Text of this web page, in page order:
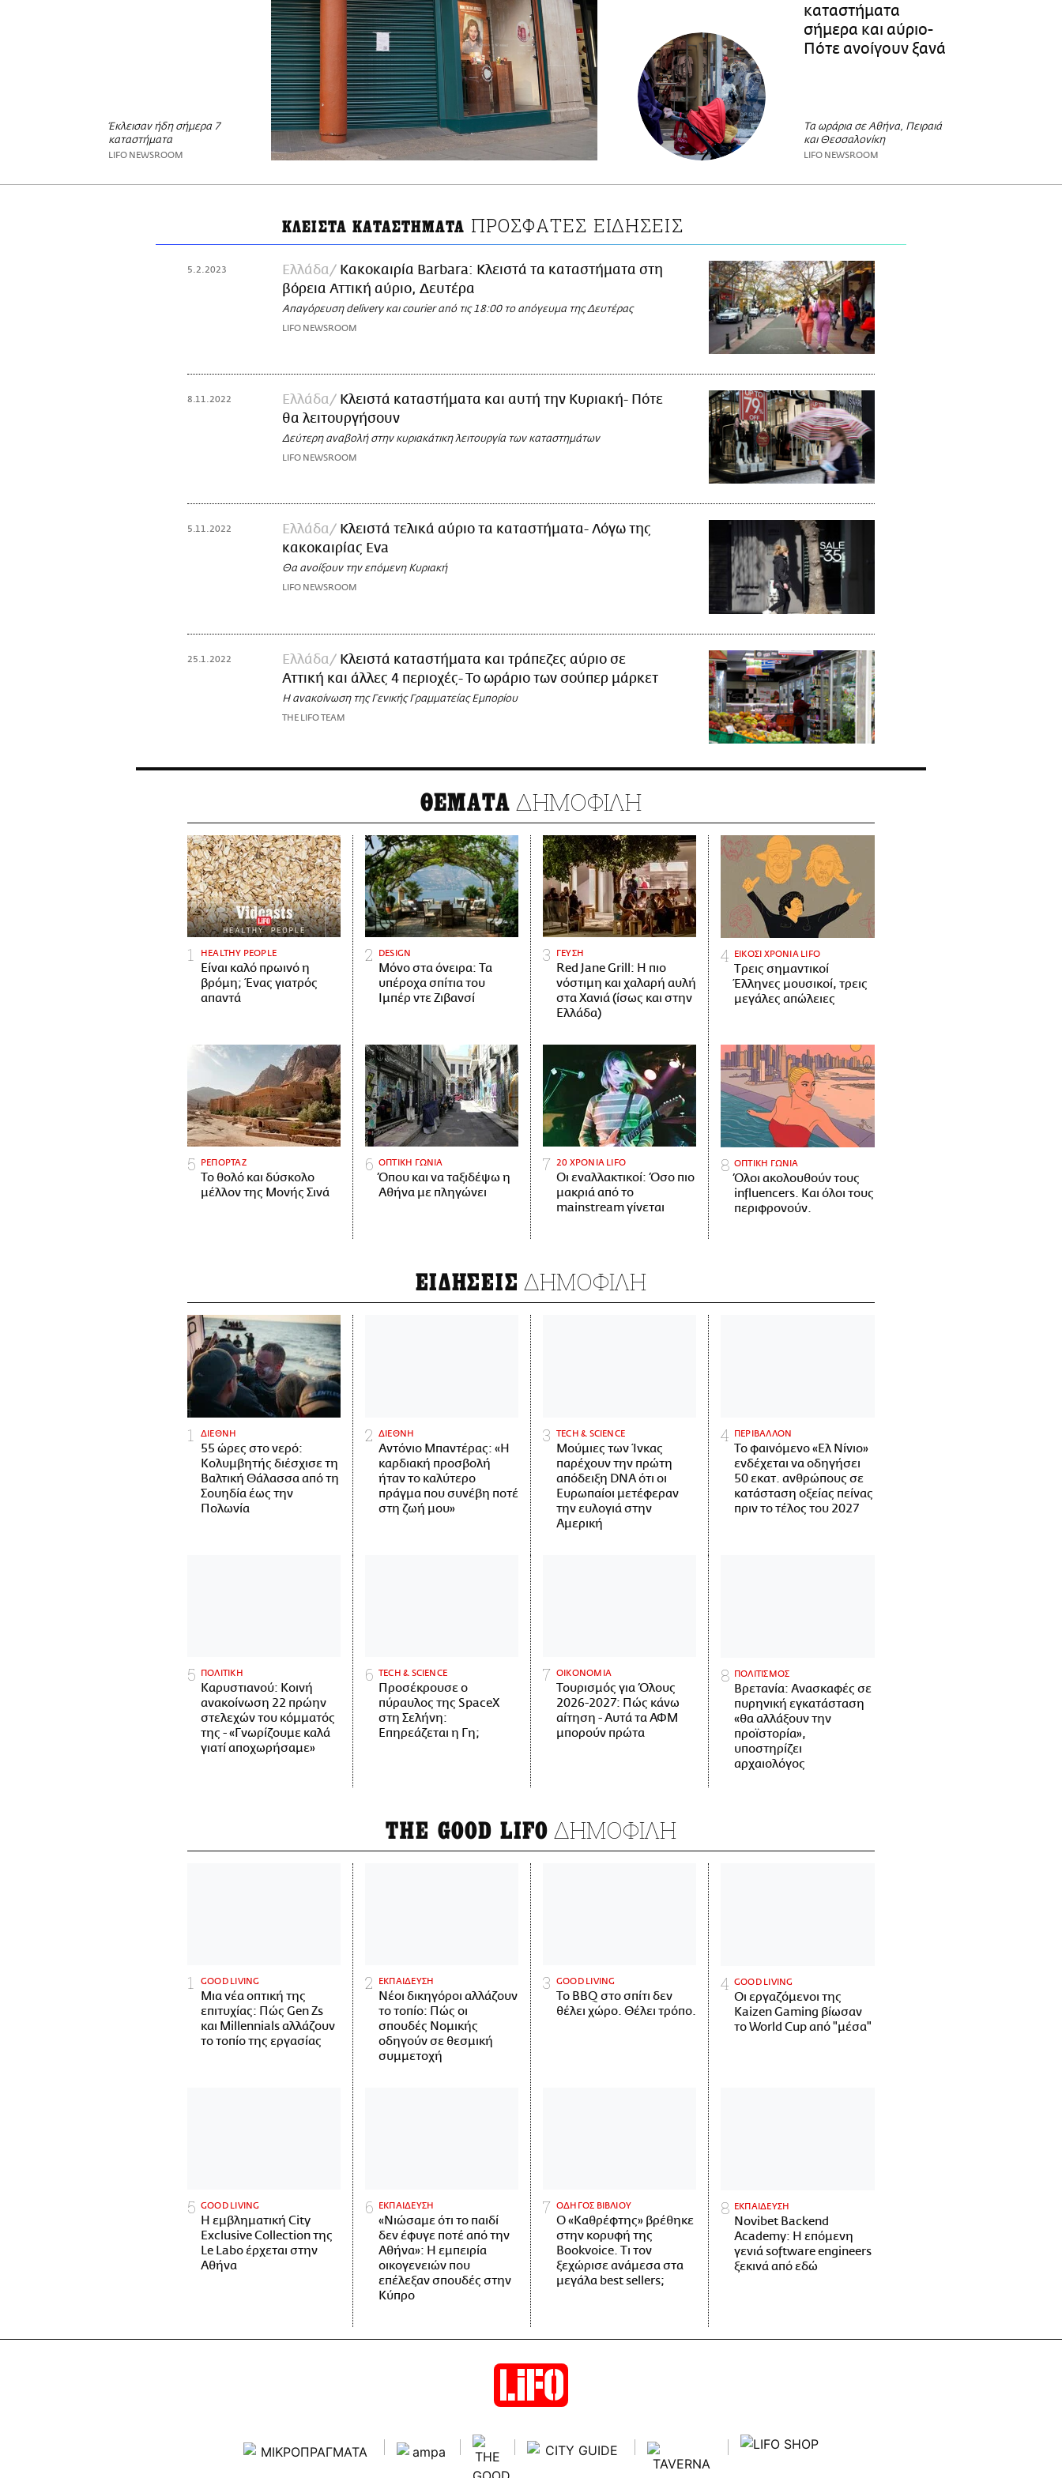
Έκλεισαν ήδη σήμερα 7
καταστήματα
LIFO NEWSROOM
καταστήματα
σήμερα και αύριο-
Πότε ανοίγουν ξανά
Τα ωράρια σε Αθήνα, Πειραιά
και Θεσσαλονίκη
LIFO NEWSROOM
ΚΛΕΙΣΤΑ ΚΑΤΑΣΤΗΜΑΤΑ ΠΡΟΣΦΑΤΕΣ ΕΙΔΗΣΕΙΣ
5.2.2023 Ελλάδα
Κακοκαιρία Barbara: Κλειστά τα καταστήματα στη
βόρεια Αττική αύριο, Δευτέρα
Απαγόρευση delivery και courier από τις 18:00 το απόγευμα της Δευτέρας
LIFO NEWSROOM
8.11.2022 Ελλάδα
Κλειστά καταστήματα και αυτή την Κυριακή- Πότε
θα λειτουργήσουν
Δεύτερη αναβολή στην κυριακάτικη λειτουργία των καταστημάτων
LIFO NEWSROOM
5.11.2022 Ελλάδα
Κλειστά τελικά αύριο τα καταστήματα- Λόγω της
κακοκαιρίας Eva
Θα ανοίξουν την επόμενη Κυριακή
LIFO NEWSROOM
25.1.2022 Ελλάδα
Κλειστά καταστήματα και τράπεζες αύριο σε
Αττική και άλλες 4 περιοχές- Το ωράριο των σούπερ μάρκετ
Η ανακοίνωση της Γενικής Γραμματείας Εμπορίου
THE LIFO TEAM
ΘΕΜΑΤΑ ΔΗΜΟΦΙΛΗ
HEALTHY PEOPLE
Είναι καλό πρωινό η
βρόμη; Ένας γιατρός
απαντά
DESIGN
Μόνο στα όνειρα: Τα
υπέροχα σπίτια του
Ιμπέρ ντε Ζιβανσί
ΓΕΥΣΗ
Red Jane Grill: Η πιο
νόστιμη και χαλαρή αυλή
στα Χανιά (ίσως και στην
Ελλάδα)
ΕΙΚΟΣΙ ΧΡΟΝΙΑ LIFO
Tρεις σημαντικοί
Έλληνες μουσικοί, τρεις
μεγάλες απώλειες
ΡΕΠΟΡΤΑΖ
Το θολό και δύσκολο
μέλλον της Μονής Σινά
ΟΠΤΙΚΗ ΓΩΝΙΑ
Όπου και να ταξιδέψω η
Αθήνα με πληγώνει
20 ΧΡΟΝΙΑ LIFO
Οι εναλλακτικοί: Όσο πιο
μακριά από το
mainstream γίνεται
ΟΠΤΙΚΗ ΓΩΝΙΑ
Όλοι ακολουθούν τους
influencers. Και όλοι τους
περιφρονούν.
ΕΙΔΗΣΕΙΣ ΔΗΜΟΦΙΛΗ
ΔΙΕΘΝΗ
55 ώρες στο νερό:
Κολυμβητής διέσχισε τη
Βαλτική Θάλασσα από τη
Σουηδία έως την
Πολωνία
ΔΙΕΘΝΗ
Αντόνιο Μπαντέρας: «Η
καρδιακή προσβολή
ήταν το καλύτερο
πράγμα που συνέβη ποτέ
στη ζωή μου»
ΤECH & SCIENCE
Μούμιες των Ίνκας
παρέχουν την πρώτη
απόδειξη DNA ότι οι
Ευρωπαίοι μετέφεραν
την ευλογιά στην
Αμερική
ΠΕΡΙΒΑΛΛΟΝ
Το φαινόμενο «Ελ Νίνιο»
ενδέχεται να οδηγήσει
50 εκατ. ανθρώπους σε
κατάσταση οξείας πείνας
πριν το τέλος του 2027
ΠΟΛΙΤΙΚΗ
Καρυστιανού: Κοινή
ανακοίνωση 22 πρώην
στελεχών του κόμματός
της - «Γνωρίζουμε καλά
γιατί αποχωρήσαμε»
ΤECH & SCIENCE
Προσέκρουσε ο
πύραυλος της SpaceX
στη Σελήνη:
Επηρεάζεται η Γη;
ΟΙΚΟΝΟΜΙΑ
Τουρισμός για Όλους
2026-2027: Πώς κάνω
αίτηση - Αυτά τα ΑΦΜ
μπορούν πρώτα
ΠΟΛΙΤΙΣΜΟΣ
Βρετανία: Ανασκαφές σε
πυρηνική εγκατάσταση
«θα αλλάξουν την
προϊστορία»,
υποστηρίζει
αρχαιολόγος
THE GOOD LIFO ΔΗΜΟΦΙΛΗ
GOOD LIVING
Μια νέα οπτική της
επιτυχίας: Πώς Gen Zs
και Millennials αλλάζουν
το τοπίο της εργασίας
ΕΚΠΑΙΔΕΥΣΗ
Νέοι δικηγόροι αλλάζουν
το τοπίο: Πώς οι
σπουδές Νομικής
οδηγούν σε θεσμική
συμμετοχή
GOOD LIVING
Το BBQ στο σπίτι δεν
θέλει χώρο. Θέλει τρόπο.
GOOD LIVING
Οι εργαζόμενοι της
Kaizen Gaming βίωσαν
το World Cup από "μέσα"
GOOD LIVING
Η εμβληματική City
Exclusive Collection της
Le Labo έρχεται στην
Αθήνα
ΕΚΠΑΙΔΕΥΣΗ
«Νιώσαμε ότι το παιδί
δεν έφυγε ποτέ από την
Αθήνα»: Η εμπειρία
οικογενειών που
επέλεξαν σπουδές στην
Κύπρο
ΟΔΗΓΟΣ ΒΙΒΛΙΟΥ
Ο «Καθρέφτης» βρέθηκε
στην κορυφή της
Bookvoice. Τι τον
ξεχώρισε ανάμεσα στα
μεγάλα best sellers;
ΕΚΠΑΙΔΕΥΣΗ
Novibet Backend
Academy: Η επόμενη
γενιά software engineers
ξεκινά από εδώ